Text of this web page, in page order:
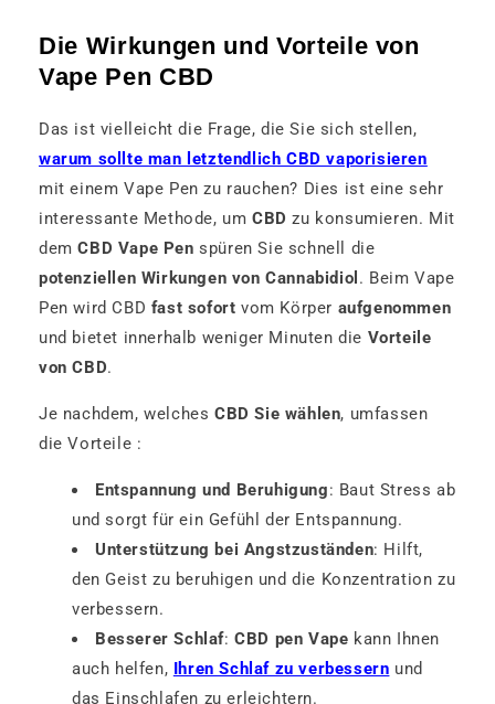
Die Wirkungen und Vorteile von
Vape Pen CBD
Das ist vielleicht die Frage, die Sie sich stellen,
warum sollte man letztendlich CBD vaporisieren
mit einem Vape Pen zu rauchen? Dies ist eine sehr
interessante Methode, umCBD zu konsumieren. Mit
demCBD Vape Pen spüren Sie schnell die
potenziellen Wirkungen von Cannabidiol . Beim Vape
Pen wird CBD fast sofort vom Körper aufgenommen
und bietet innerhalb weniger Minuten die Vorteile
von CBD.
Je nachdem, welches CBD Sie wählen, umfassen
die Vorteile :
Entspannung und Beruhigung: Baut Stress ab
und sorgt für ein Gefühl der Entspannung.
Unterstützung bei Angstzuständen: Hilft,
den Geist zu beruhigen und die Konzentration zu
verbessern.
Besserer Schlaf:CBD pen Vape kann Ihnen
auch helfen, Ihren Schlaf zu verbessern und
das Einschlafen zu erleichtern.